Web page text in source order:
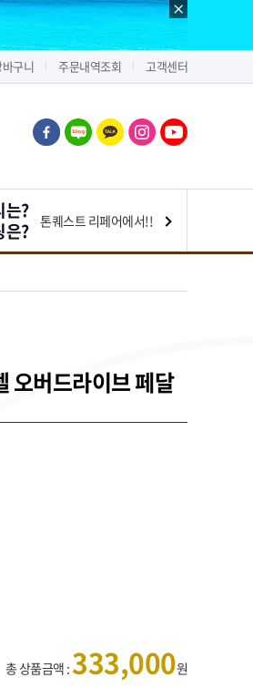
바구니 주문내역조회 고객센터
는?
은?
톤퀘스트 리페어에서!!
버드라이브 페달
총 상품금액 : 333,000원